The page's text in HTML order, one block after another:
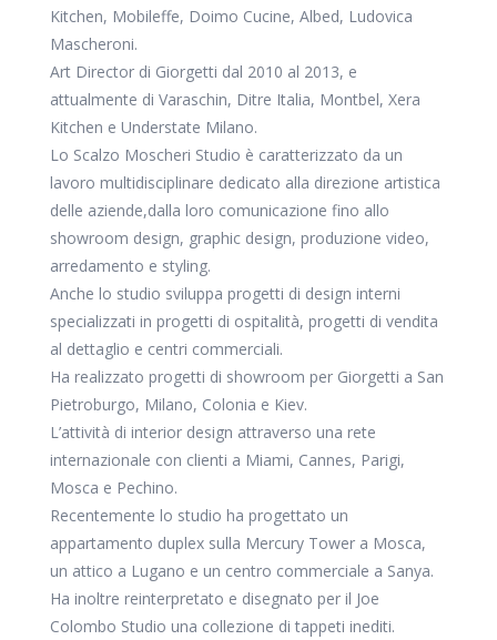
Kitchen, Mobileffe, Doimo Cucine, Albed, Ludovica
Mascheroni.
Art Director di Giorgetti dal 2010 al 2013, e
attualmente di Varaschin, Ditre Italia, Montbel, Xera
Kitchen e Understate Milano.
Lo Scalzo Moscheri Studio è caratterizzato da un
lavoro multidisciplinare dedicato alla direzione artistica
delle aziende,dalla loro comunicazione fino allo
showroom design, graphic design, produzione video,
arredamento e styling.
Anche lo studio sviluppa progetti di design interni
specializzati in progetti di ospitalità, progetti di vendita
al dettaglio e centri commerciali.
Ha realizzato progetti di showroom per Giorgetti a San
Pietroburgo, Milano, Colonia e Kiev.
L’attività di interior design attraverso una rete
internazionale con clienti a Miami, Cannes, Parigi,
Mosca e Pechino.
Recentemente lo studio ha progettato un
appartamento duplex sulla Mercury Tower a Mosca,
un attico a Lugano e un centro commerciale a Sanya.
Ha inoltre reinterpretato e disegnato per il Joe
Colombo Studio una collezione di tappeti inediti.